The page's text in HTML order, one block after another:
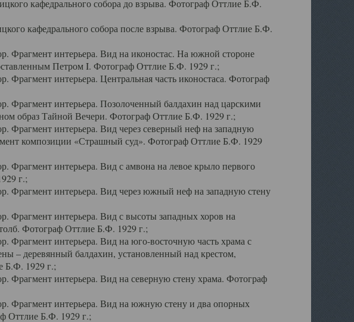
кафедрального собора до взрыва. Фотограф Оттлие Б.Ф.
кафедрального собора после взрыва. Фотограф Оттлие Б.Ф.
интерьера. Вид на иконостас. На южной стороне
Петром I. Фотограф Оттлие Б.Ф. 1929 г.;
интерьера. Центральная часть иконостаса. Фотограф
интерьера. Позолоченный балдахин над царскими
образ Тайной Вечери. Фотограф Оттлие Б.Ф. 1929 г.;
интерьера. Вид через северный неф на западную
композиции «Страшный суд». Фотограф Оттлие Б.Ф. 1929
интерьера. Вид с амвона на левое крыло первого
г.;
интерьера. Вид через южный неф на западную стену
интерьера. Вид с высоты западных хоров на
Фотограф Оттлие Б.Ф. 1929 г.;
интерьера. Вид на юго-восточную часть храма с
– деревянный балдахин, установленный над крестом,
Б.Ф. 1929 г.;
интерьера. Вид на северную стену храма. Фотограф
Фрагмент интерьера. Вид на южную стену и два опорных
Оттлие Б.Ф. 1929 г.;